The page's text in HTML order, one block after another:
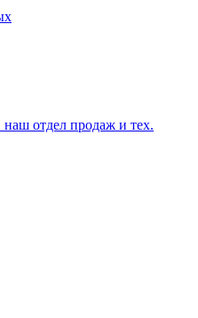
наш отдел продаж и тех.